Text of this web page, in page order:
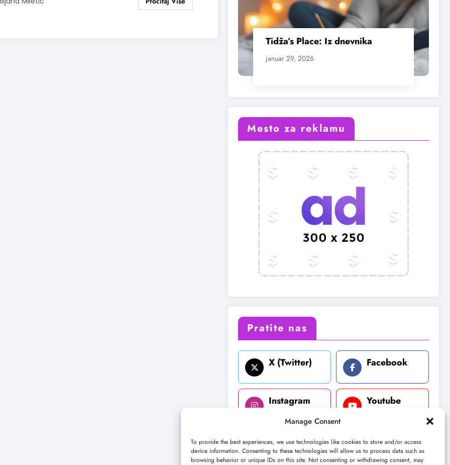
Manage Consent
To provide the best experiences, we use technologies like cookies to store and/or access
device information. Consenting to these technologies will allow us to process data such as
browsing behavior or unique IDs on this site. Not consenting or withdrawing consent, may
Tidža’s Place: Iz dnevnika
januar 29, 2026
Mesto za reklamu
Pratite nas
X (Twitter) Facebook
Instagram Youtube
LinkedIn